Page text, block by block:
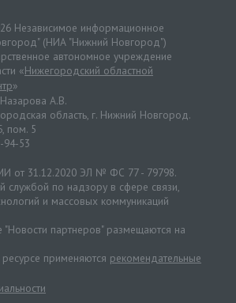
Независимое информационное
(НИА "Нижний Новгород")
автономное учреждение
«Нижегородский областной
»
А.В.
область, г. Нижний Новгород.
пом. 5
94-53
от 31.12.2020 ЭЛ № ФС 77 - 79798.
по надзору в сфере связи,
и массовых коммуникаций
партнеров" размещаются на
применяются рекомендательные